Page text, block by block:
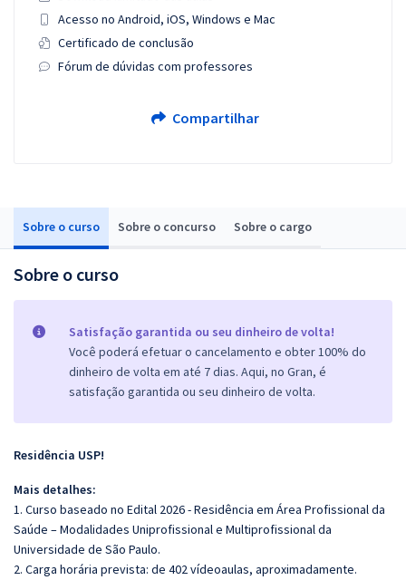
Sobre o curso Sobre o concurso Sobre o cargo
Sobre o curso
Satisfação garantida ou seu dinheiro de volta!
Você poderá efetuar o cancelamento e obter 100% do
dinheiro de volta em até 7 dias. Aqui, no Gran, é
satisfação garantida ou seu dinheiro de volta.
Residência USP!
Mais detalhes:
1. Curso baseado no Edital 2026 - Residência em Área Profissional da
Saúde – Modalidades Uniprofissional e Multiprofissional da
Universidade de São Paulo.
2. Carga horária prevista: de 402 vídeoaulas, aproximadamente.
Acesso no Android, iOS, Windows e Mac
Certificado de conclusão
Fórum de dúvidas com professores
Compartilhar